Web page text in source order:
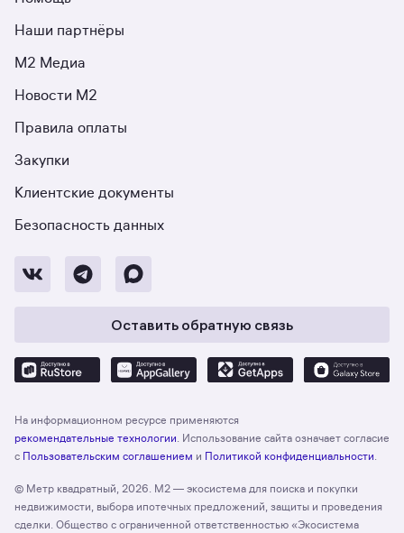
Наши партнёры
М2 Медиа
Новости М2
Правила оплаты
Закупки
Клиентские документы
Безопасность данных
Оставить обратную связь
На информационном ресурсе применяются
рекомендательные технологии . Использование сайта означает согласие
с Пользовательским соглашением и Политикой конфиденциальности
© Метр квадратный, 2026. М2 — экосистема для поиска и покупки
недвижимости, выбора ипотечных предложений, защиты и проведения
сделки. Общество с ограниченной ответственностью «Экосистема